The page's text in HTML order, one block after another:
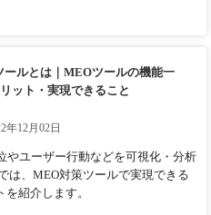
ールとは｜MEOツールの機能一
ット・実現できること
年12月02日
やユーザー行動などを可視化・分析
は、MEO対策ツールで実現できる
紹介します。